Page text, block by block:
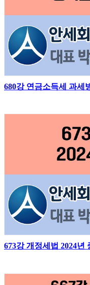
680강 연금소득세 과세
673강 개정세법 2024년